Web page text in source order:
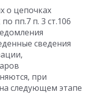
о цепочках
пп.7 п. 3 ст.106
сведения
при
следующем этапе